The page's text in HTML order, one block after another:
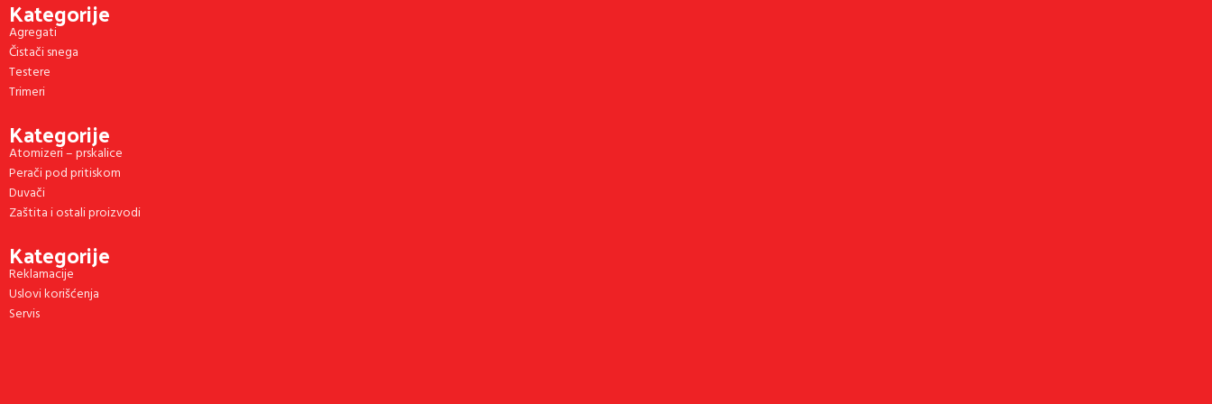
Kategorije
Agregati
Čistači snega
Testere
Trimeri
Kategorije
Atomizeri – prskalice
Perači pod pritiskom
Duvači
Zaštita i ostali proizvodi
Kategorije
Reklamacije
Uslovi korišćenja
Servis